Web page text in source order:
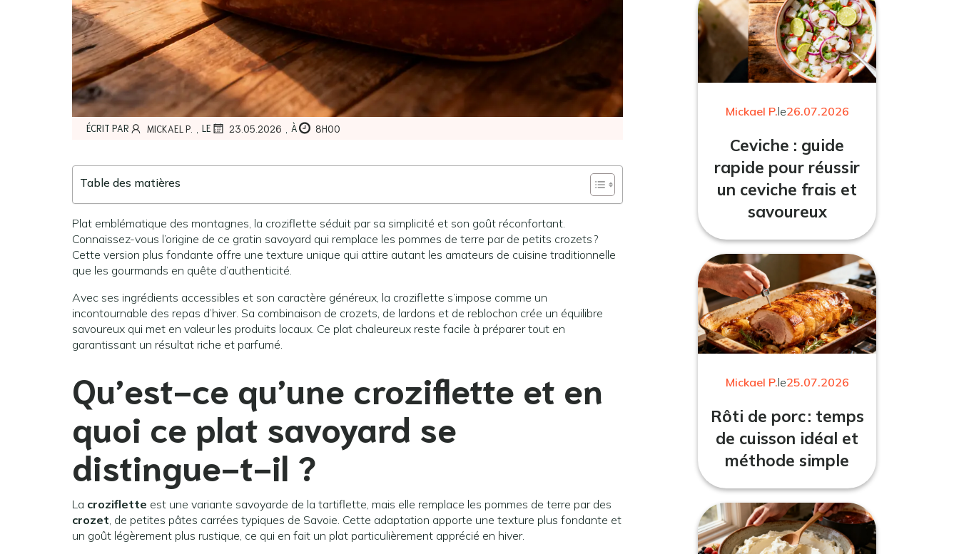
ÉCRIT PAR MICKAEL P. , LE 23.05.2026 , À 8H00
Table des matières
Plat emblématique des montagnes, la croziflette séduit par sa simplicité et son goût réconfortant.
Connaissez-vous l’origine de ce gratin savoyard qui remplace les pommes de terre par de petits crozets ?
Cette version plus fondante offre une texture unique qui attire autant les amateurs de cuisine traditionnelle
que les gourmands en quête d’authenticité.
Avec ses ingrédients accessibles et son caractère généreux, la croziflette s’impose comme un
incontournable des repas d’hiver. Sa combinaison de crozets, de lardons et de reblochon crée un équilibre
savoureux qui met en valeur les produits locaux. Ce plat chaleureux reste facile à préparer tout en
garantissant un résultat riche et parfumé.
Qu’est-ce qu’une croziflette et en
quoi ce plat savoyard se
distingue-t-il ?
La croziflette est une variante savoyarde de la tartiflette, mais elle remplace les pommes de terre par des
crozet, de petites pâtes carrées typiques de Savoie. Cette adaptation apporte une texture plus fondante et
un goût légèrement plus rustique, ce qui en fait un plat particulièrement apprécié en hiver.
Mickael P.le26.07.2026
Ceviche : guide
rapide pour réussir
un ceviche frais et
savoureux
Mickael P.le25.07.2026
Rôti de porc : temps
de cuisson idéal et
méthode simple